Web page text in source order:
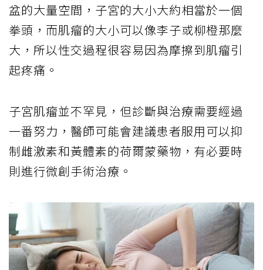
盆的大量空間，子宮的大小大約相當於一個
拳頭，而肌瘤的大小可以像李子或柳橙那麼
大，所以性交過程很容易因為摩擦到肌瘤引
起疼痛。
子宮肌瘤並不罕見，但診斷與治療需要經過
一番努力，醫師可能會建議患者服用可以抑
制雌激素和黃體素的荷爾蒙藥物，有必要時
則進行微創手術治療。